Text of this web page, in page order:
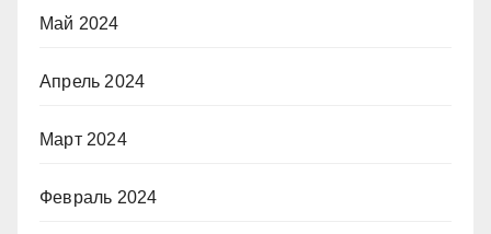
Май 2024
Апрель 2024
Март 2024
Февраль 2024